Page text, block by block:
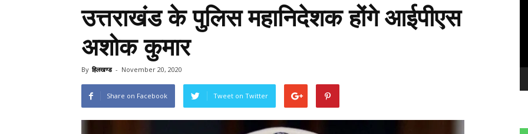
उत्तराखंड के पुलिस महानिदेशक होंगे आईपीएस
अशोक कुमार
By हिलखण्ड - November 20, 2020
Share on Facebook Tweet on Twitter